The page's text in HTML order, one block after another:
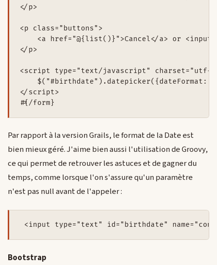
</p>
<p class="buttons">
<a href="@{list()}">Cancel</a> or
</p>
<script type="text/javascript" charset="utf-
</script>
Par rapport à la version Grails, le format de la Date est
bien mieux géré. J'aime bien aussi l'utilisation de Groovy,
ce qui permet de retrouver les astuces et de gagner du
temps, comme lorsque l'on s'assure qu'un paramètre
n'est pas null avant de l'appeler :
Bootstrap